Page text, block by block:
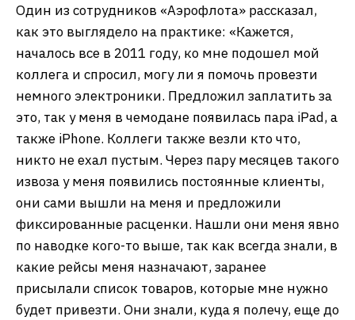
Один из сотрудников «Аэрофлота» рассказал,
как это выглядело на практике: «Кажется,
началось все в 2011 году, ко мне подошел мой
коллега и спросил, могу ли я помочь провезти
немного электроники. Предложил заплатить за
это, так у меня в чемодане появилась пара iPad, а
также iPhone. Коллеги также везли кто что,
никто не ехал пустым. Через пару месяцев такого
извоза у меня появились постоянные клиенты,
они сами вышли на меня и предложили
фиксированные расценки. Нашли они меня явно
по наводке кого-то выше, так как всегда знали, в
какие рейсы меня назначают, заранее
присылали список товаров, которые мне нужно
будет привезти. Они знали, куда я полечу, еще до